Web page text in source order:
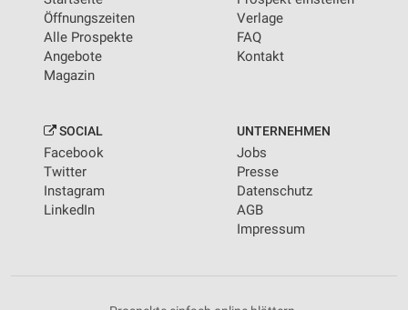
Öffnungszeiten
Alle Prospekte
Angebote
Magazin
Verlage
FAQ
Kontakt
SOCIAL
Facebook
Twitter
Instagram
LinkedIn
UNTERNEHMEN
Jobs
Presse
Datenschutz
AGB
Impressum